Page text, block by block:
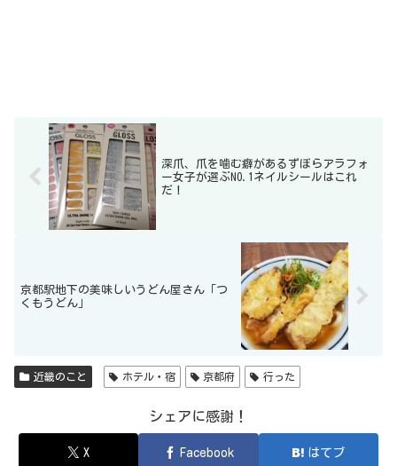
深爪、爪を噛む癖があるずぼらアラフォ
ー女子が選ぶNO.1ネイルシールはこれ
だ！
京都駅地下の美味しいうどん屋さん「つ
くもうどん」
近畿のこと ホテル・宿 京都府 行った
シェアに感謝！
X Facebook はてブ